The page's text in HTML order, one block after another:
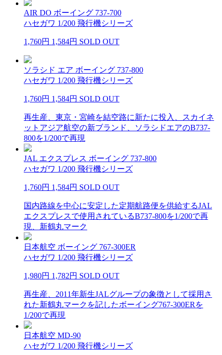
AIR DO ボーイング 737-700
ハセガワ 1/200 飛行機シリーズ
1,760円 1,584円 SOLD OUT
ソラシド エア ボーイング 737-800
ハセガワ 1/200 飛行機シリーズ
1,760円 1,584円 SOLD OUT
再生産、東京・宮崎を結空路に新たに投入、スカイネ
ットアジア航空の新ブランド、ソラシドエアのB737-
800を1/200で再現
JAL エクスプレス ボーイング 737-800
ハセガワ 1/200 飛行機シリーズ
1,760円 1,584円 SOLD OUT
国内路線を中心に安定した定期航路便を供給するJAL
エクスプレスで使用されているB737-800を1/200で再
現、新鶴丸マーク
日本航空 ボーイング 767-300ER
ハセガワ 1/200 飛行機シリーズ
1,980円 1,782円 SOLD OUT
再生産、2011年新生JALグループの象徴として採用さ
れた新鶴丸マークを記したボーイング767-300ERを
1/200で再現
日本航空 MD-90
ハセガワ 1/200 飛行機シリーズ